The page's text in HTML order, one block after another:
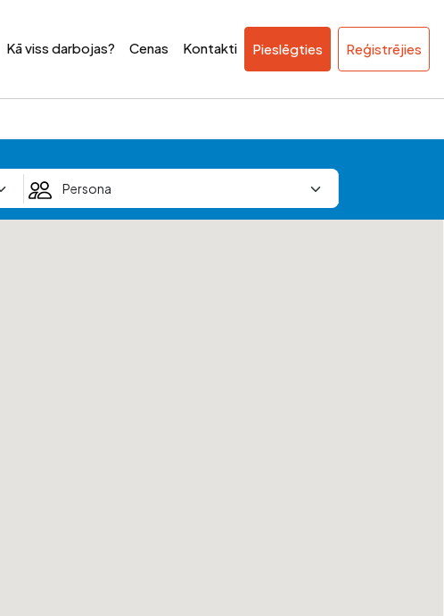
Kā viss darbojas? Cenas Kontakti Pieslēgties Reģistrējies